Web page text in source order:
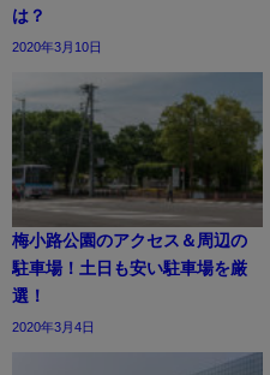
は？
2020年3月10日
梅小路公園のアクセス＆周辺の
駐車場！土日も安い駐車場を厳
選！
2020年3月4日